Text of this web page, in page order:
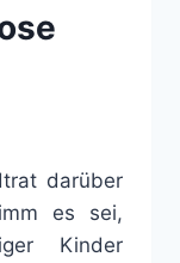
darüber
es sei,
Kinder